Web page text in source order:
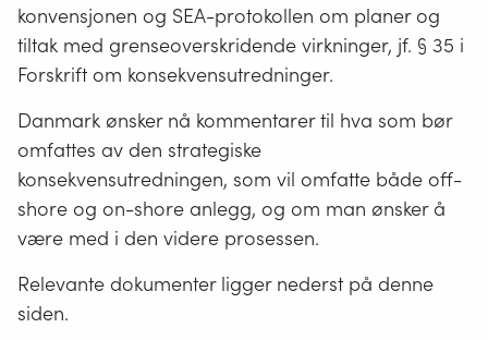
konvensjonen og SEA-protokollen om planer og
tiltak med grenseoverskridende virkninger, jf. § 35 i
Forskrift om konsekvensutredninger.
Danmark ønsker nå kommentarer til hva som bør
omfattes av den strategiske
konsekvensutredningen, som vil omfatte både off-
shore og on-shore anlegg, og om man ønsker å
være med i den videre prosessen.
Relevante dokumenter ligger nederst på denne
siden.